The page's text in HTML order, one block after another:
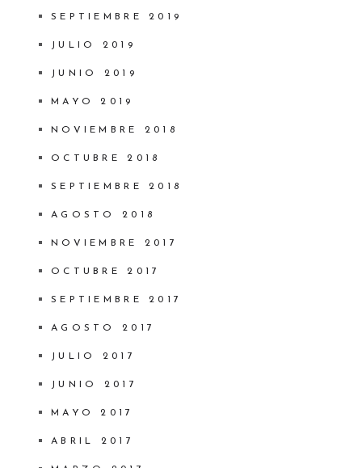
SEPTIEMBRE 2019
JULIO 2019
JUNIO 2019
MAYO 2019
NOVIEMBRE 2018
OCTUBRE 2018
SEPTIEMBRE 2018
AGOSTO 2018
NOVIEMBRE 2017
OCTUBRE 2017
SEPTIEMBRE 2017
AGOSTO 2017
JULIO 2017
JUNIO 2017
MAYO 2017
ABRIL 2017